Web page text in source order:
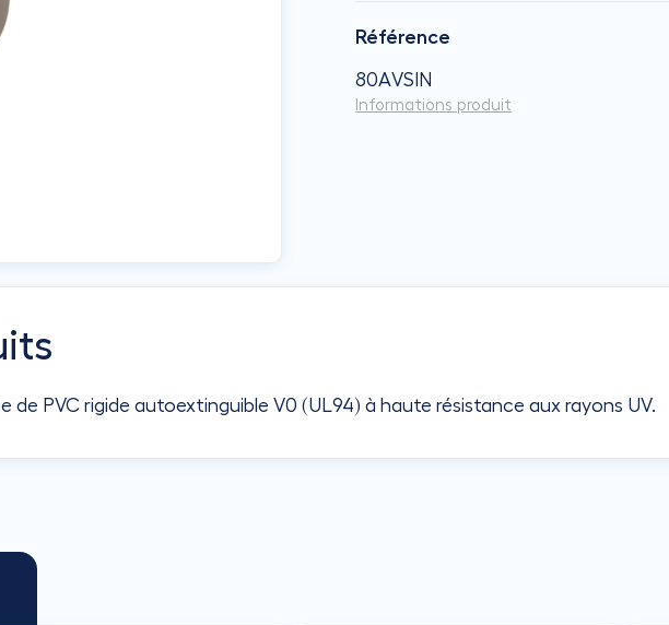
Référence
80AVSIN
Informations produit
de PVC rigide autoextinguible V0 (UL94) à haute résistance aux rayons UV.